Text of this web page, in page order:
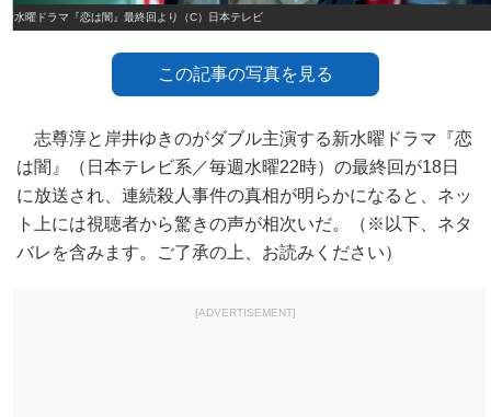
新水曜ドラマ『恋は闇』最終回より（C）日本テレビ
この記事の写真を見る
志尊淳と岸井ゆきのがダブル主演する新水曜ドラマ『恋
は闇』（日本テレビ系／毎週水曜22時）の最終回が18日
に放送され、連続殺人事件の真相が明らかになると、ネッ
ト上には視聴者から驚きの声が相次いだ。（※以下、ネタ
バレを含みます。ご了承の上、お読みください）
[ADVERTISEMENT]